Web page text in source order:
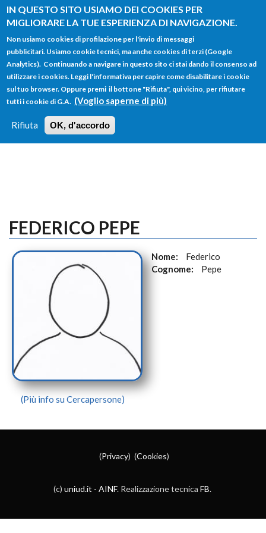
IN QUESTO SITO USIAMO DEI COOKIES PER
MIGLIORARE LA TUE ESPERIENZA DI NAVIGAZIONE.
Non usiamo cookies di profilazione per l'invio di messaggi
pubblicitari. Usiamo cookie tecnici, ma anche cookies di terzi (Google
Analytics). Continuando a navigare in questo sito ci stai dando il consenso ad
utilizzare i cookies. Leggi l'informativa per capire come disabilitare i cookie
sul tuo browser. Oppure premi il bottone "Rifiuta", qui vicino, per rifiutare
tutti i cookie di G.A. (Voglio saperne di più)
Rifiuta OK, d'accordo
Salta al contenuto principale
FORM
DI
RICERCA
Main menu
HOME TUTTI I PROFILI
LOGIN
FEDERICO PEPE
Nome:
Federico
Cognome:
Pepe
(Più info su Cercapersone)
(Privacy) (Cookies)
(c) uniud.it - AINF. Realizzazione tecnica FB.